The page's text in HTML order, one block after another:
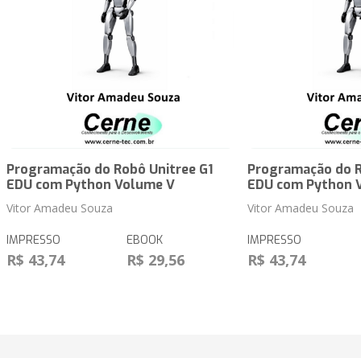
Programação do Robô Unitree G1
EDU com Python Volume V
Vitor Amadeu Souza
IMPRESSO
R$ 43,74
EBOOK
R$ 29,56
Programação do
EDU com Python
Vitor Amadeu Souza
IMPRESSO
R$ 43,74